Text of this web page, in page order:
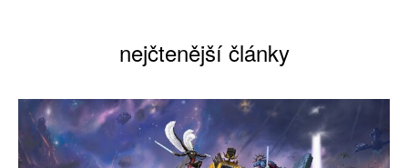
nejčtenější články